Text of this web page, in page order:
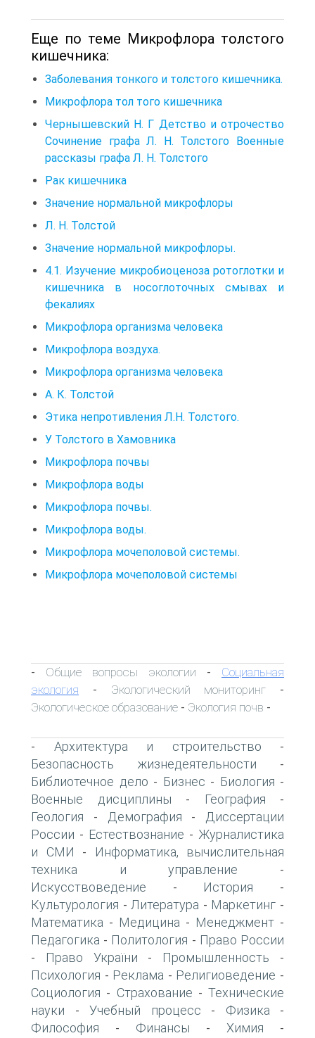
Еще по теме Микрофлора толстого
кишечника:
Заболевания тонкого и толстого кишечника.
Микрофлора тол того кишечника
Чернышевский Н. Г Детство и отрочество
Сочинение графа Л. Н. Толстого Военные
рассказы графа Л. Н. Толстого
Рак кишечника
Значение нормальной микрофлоры
Л. Н. Толстой
Значение нормальной микрофлоры.
4.1. Изучение микробиоценоза ротоглотки и
кишечника в носоглоточных смывах и
фекалиях
Микрофлора организма человека
Микрофлора воздуха.
Микрофлора организма человека
А. К. Толстой
Этика непротивления Л.Н. Толстого.
У Толстого в Хамовника
Микрофлора почвы
Микрофлора воды
Микрофлора почвы.
Микрофлора воды.
Микрофлора мочеполовой системы.
Микрофлора мочеполовой системы
- Общие вопросы экологии - Социальная
экология - Экологический мониторинг -
Экологическое образование - Экология почв -
- Архитектура и строительство -
Безопасность жизнедеятельности -
Библиотечное дело - Бизнес - Биология -
Военные дисциплины - География -
Геология - Демография -
Диссертации
России - Естествознание - Журналистика
и СМИ -
Информатика, вычислительная
техника и управление -
Искусствоведение - История -
Культурология - Литература - Маркетинг -
Математика - Медицина - Менеджмент -
Педагогика - Политология - Право России
- Право України - Промышленность -
Психология - Реклама - Религиоведение -
Социология - Страхование - Технические
науки - Учебный процесс - Физика -
Философия - Финансы - Химия -